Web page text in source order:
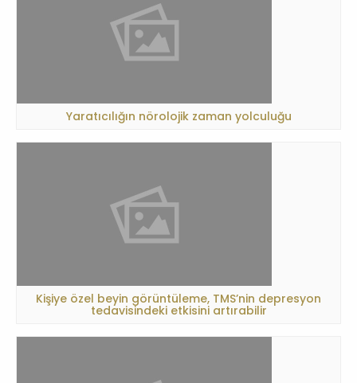
Yaratıcılığın nörolojik zaman yolculuğu
Kişiye özel beyin görüntüleme, TMS’nin depresyon
tedavisindeki etkisini artırabilir